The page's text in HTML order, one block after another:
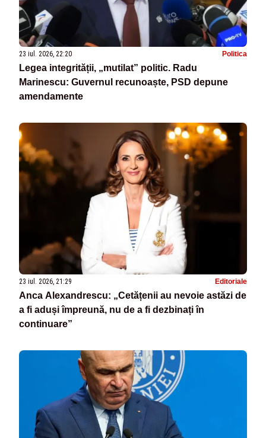
23 iul. 2026, 22:20 Politica
Legea integrității, „mutilat” politic. Radu
Marinescu: Guvernul recunoaște, PSD depune
amendamente
23 iul. 2026, 21:29 Editoriale
Anca Alexandrescu: „Cetățenii au nevoie astăzi de
a fi aduși împreună, nu de a fi dezbinați în
continuare”